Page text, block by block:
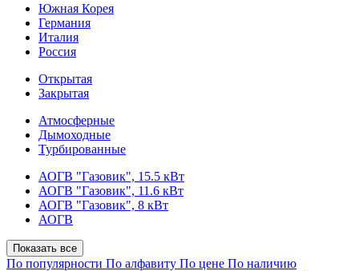
Южная Корея
Германия
Италия
Россия
Открытая
Закрытая
Атмосферные
Дымоходные
Турбированные
АОГВ "Газовик", 15.5 кВт
АОГВ "Газовик", 11.6 кВт
АОГВ "Газовик", 8 кВт
АОГВ
Показать все
По популярности По алфавиту По цене По наличию